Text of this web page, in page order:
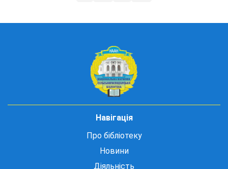
Навігація
Про бібліотеку
Новини
Діяльність